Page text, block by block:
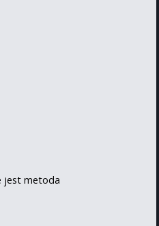
jest metoda